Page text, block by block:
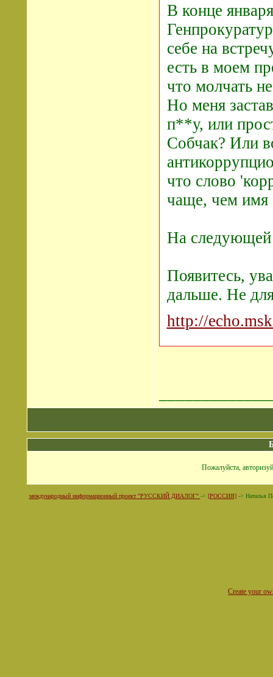
В конце
себе на
есть в моем
что молчать
Но меня
п**у, или
Собчак? Или
что слово
чаще, чем имя
На следующей
Появитесь,
дальше. Не
http://
Пожалуйста,
международный информационный проект "РУССКИЙ ДИАЛОГ" -> [РОССИЯ]-> Наталья
Create your